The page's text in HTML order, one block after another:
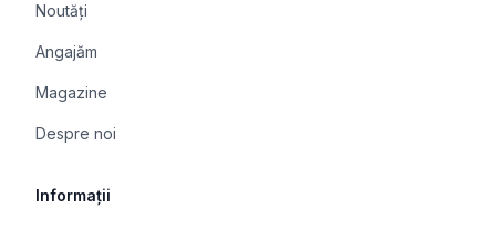
Noutăți
Angajăm
Magazine
Despre noi
Informații